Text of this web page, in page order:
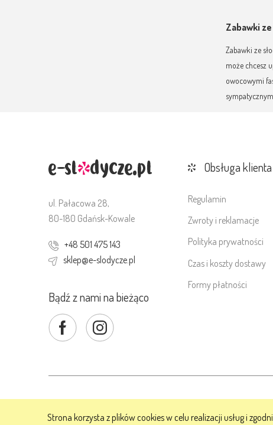
Strona korzysta z plików cookies w celu realizacji usług i
Zabawki
Zabawki ze
może chcesz
owocowymi
ul. Pałacowa 28,
80-180 Gdańsk-Kowale
+48 501 475 143
sklep@e-slodycze.pl
Bądź z nami na bieżąco
Obsługa klienta
Regulamin
Zwroty i reklamacje
Polityka prywatności
Czas i koszty dostawy
Formy płatności